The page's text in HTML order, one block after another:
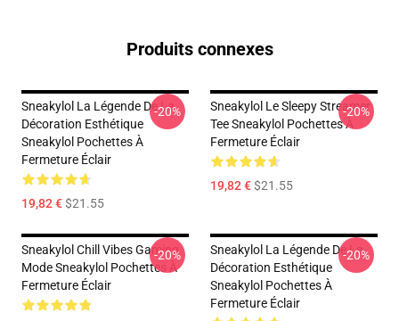
Produits connexes
Sneakylol La Légende De La
Décoration Esthétique
Sneakylol Pochettes À
Fermeture Éclair
19,82 €$21.55
-20%
Sneakylol Le Sleepy Streamer
Tee Sneakylol Pochettes À
Fermeture Éclair
19,82 €$21.55
-20%
Sneakylol Chill Vibes Gaming
Mode Sneakylol Pochettes À
Fermeture Éclair
-20%
Sneakylol La Légende De La
Décoration Esthétique
Sneakylol Pochettes À
Fermeture Éclair
-20%